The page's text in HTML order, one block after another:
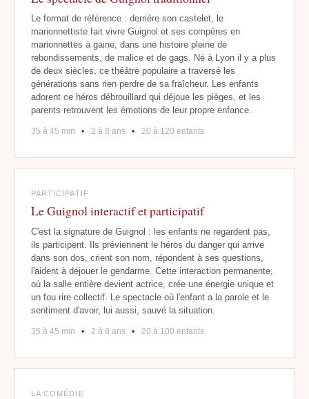
Le format de référence : derrière son castelet, le
marionnettiste fait vivre Guignol et ses compères en
marionnettes à gaine, dans une histoire pleine de
rebondissements, de malice et de gags. Né à Lyon il y a plus
de deux siècles, ce théâtre populaire a traversé les
générations sans rien perdre de sa fraîcheur. Les enfants
adorent ce héros débrouillard qui déjoue les pièges, et les
parents retrouvent les émotions de leur propre enfance.
35 à 45 min • 2 à 8 ans • 20 à 120 enfants
PARTICIPATIF
Le Guignol interactif et participatif
C'est la signature de Guignol : les enfants ne regardent pas,
ils participent. Ils préviennent le héros du danger qui arrive
dans son dos, crient son nom, répondent à ses questions,
l'aident à déjouer le gendarme. Cette interaction permanente,
où la salle entière devient actrice, crée une énergie unique et
un fou rire collectif. Le spectacle où l'enfant a la parole et le
sentiment d'avoir, lui aussi, sauvé la situation.
35 à 45 min • 2 à 8 ans • 20 à 100 enfants
LA COMÉDIE